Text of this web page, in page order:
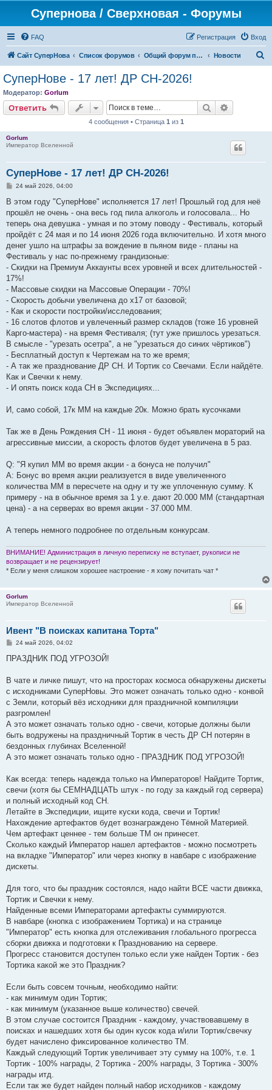
Супернова / Сверхновая - Форумы
FAQ Вход
Регистрация
Сайт СуперНова Список форумов Общий форум проекта "Сверхновая" Новости
СуперНове - 17 лет! ДР СН-2026!
Модератор: Gorlum
Ответить Поиск
4 сообщения • Страница 1 из 1
Gorlum
Император Вселенной
СуперНове - 17 лет! ДР СН-2026!
С
о
щ
е
и
е
24 май 2026, 04:00
В этом году "СуперНове" исполняется 17 лет! Прошлый год для неё
прошёл не очень - она весь год пила алкоголь и голосовала... Но
теперь она девушка - умная и по этому поводу - Фестиваль, который
пройдёт с 24 мая и по 14 июня 2026 года включительно. И хотя много
денег ушло на штрафы за вождение в пьяном виде - планы на
Фестиваль у нас по-прежнему грандизоные:
- Скидки на Премиум Аккаунты всех уровней и всех длительностей -
17%!
- Массовые скидки на Массовые Операции - 70%!
- Скорость добычи увеличена до х17 от базовой;
- Как и скорости постройки/исследования;
- 16 слотов флотов и увлеченный размер складов (тоже 16 уровней
Карго-мастера) - на время Фестиваля; (тут уже пришлось урезаться.
В смысле - "урезать осетра", а не "урезаться до синих чёртиков")
- Бесплатный доступ к Чертежам на то же время;
- А так же празднование ДР СН. И Тортик со Свечами. Если найдёте.
Как и Свечки к нему.
- И опять поиск кода СН в Экспедициях...
И, само собой, 17к ММ на каждые 20к. Можно брать кусочками
Так же в День Рождения СН - 11 июня - будет объявлен мораторий на
агрессивные миссии, а скорость флотов будет увеличена в 5 раз.
Q: "Я купил ММ во время акции - а бонуса не получил"
A: Бонус во время акции реализуется в виде увеличенного
количества ММ в пересчете на одну и ту же уплоченную сумму. К
примеру - на в обычное время за 1 у.е. дают 20.000 ММ (стандартная
цена) - а на серверах во время акции - 37.000 ММ.
А теперь немного подробнее по отдельным конкурсам.
ВНИМАНИЕ! Администрация в личную переписку не вступает, рукописи не
возвращает и не рецензирует!
* Если у меня слишком хорошее настроение - я хожу почитать чат *
Gorlum
Император Вселенной
Ивент "В поисках капитана Торта"
С
о
е
и
е
24 май 2026, 04:02
ПРАЗДНИК ПОД УГРОЗОЙ!
В чате и личке пишут, что на просторах космоса обнаружены дискеты
с исходниками СуперНовы. Это может означать только одно - конвой
с Земли, который вёз исходники для праздничной компиляции
разгромлен!
А это может означать только одно - свечи, которые должны были
быть водружены на праздничный Тортик в честь ДР СН потерян в
бездонных глубинах Вселенной!
А это может означать только одно - ПРАЗДНИК ПОД УГРОЗОЙ!
Как всегда: теперь надежда только на Императоров! Найдите Тортик,
свечи (хотя бы СЕМНАДЦАТЬ штук - по году за каждый год сервера)
и полный исходный код СН.
Летайте в Экспедиции, ищите куски кода, свечи и Тортик!
Нахождение артефактов будет вознаграждено Тёмной Материей.
Чем артефакт ценнее - тем больше ТМ он принесет.
Сколько каждый Император нашел артефактов - можно посмотреть
на вкладке "Император" или через кнопку в навбаре с изображение
дискеты.
Для того, что бы праздник состоялся, надо найти ВСЕ части движка,
Тортик и Свечки к нему.
Найденные всеми Императорами артефакты суммируются.
В навбаре (кнопка с изображением Тортика) и на странице
"Император" есть кнопка для отслеживания глобального прогресса
сборки движка и подготовки к Празднованию на сервере.
Прогресс становится доступен только если уже найден Тортик - без
Тортика какой же это Праздник?
Если быть совсем точным, необходимо найти:
- как минимум один Тортик;
- как минимум (указанное выше количество) свечей.
В этом случае состоится Праздник - каждому, участвовавшему в
поисках и нашедших хотя бы один кусок кода и/или Тортик/свечку
будет начислено фиксированное количество ТМ.
Каждый следующий Тортик увеличивает эту сумму на 100%, т.е. 1
Тортик - 100% награды, 2 Тортика - 200% награды, 3 Тортика - 300%
награды итд.
Если так же будет найден полный набор исходников - каждому